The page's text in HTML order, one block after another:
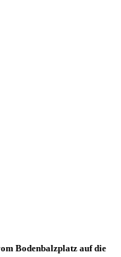
Bodenbalzplatz auf die